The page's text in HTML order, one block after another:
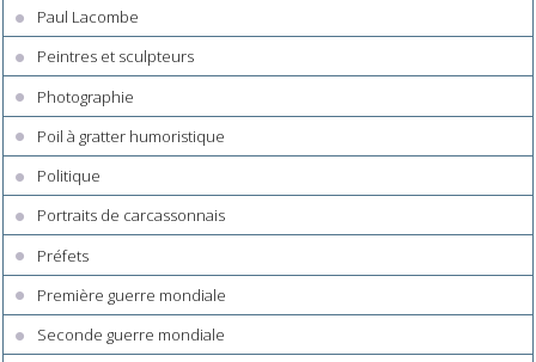
Paul Lacombe
Peintres et sculpteurs
Photographie
Poil à gratter humoristique
Politique
Portraits de carcassonnais
Préfets
Première guerre mondiale
Seconde guerre mondiale